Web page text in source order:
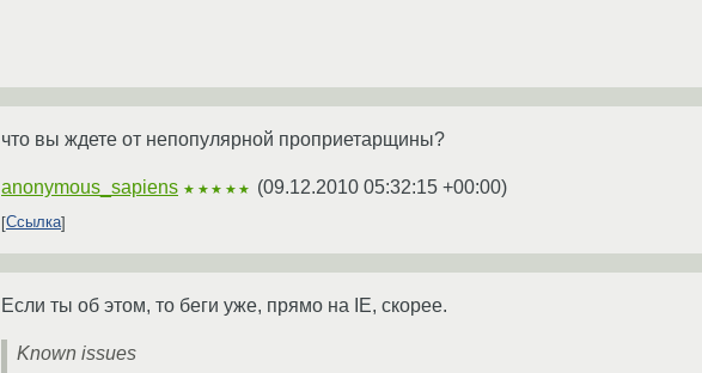
что вы ждете от непопулярной проприетарщины?
anonymous_sapiens ★★★★★ (09.12.2010 05:32:15 +00:00)
Ссылка
Если ты об этом, то беги уже, прямо на IE, скорее.
Known issues